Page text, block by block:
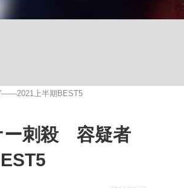
が悪者扱いされているのが悲しい」『北の国
上半期BEST5
ー刺殺 容疑者